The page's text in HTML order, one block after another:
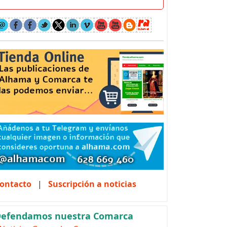
| Suscripción a noticias
nuestra Comarca